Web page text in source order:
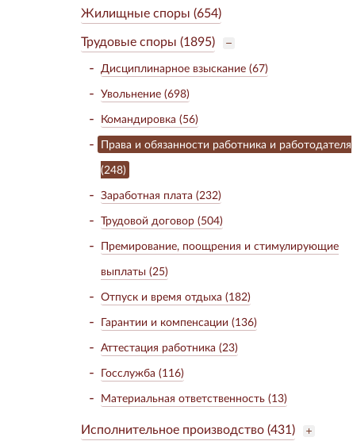
Жилищные споры (654)
Трудовые споры (1895)
Дисциплинарное взыскание (67)
Увольнение (698)
Командировка (56)
Права и обязанности работника и работодателя
(248)
Заработная плата (232)
Трудовой договор (504)
Премирование, поощрения и стимулирующие
выплаты (25)
Отпуск и время отдыха (182)
Гарантии и компенсации (136)
Аттестация работника (23)
Госслужба (116)
Материальная ответственность (13)
Исполнительное производство (431)